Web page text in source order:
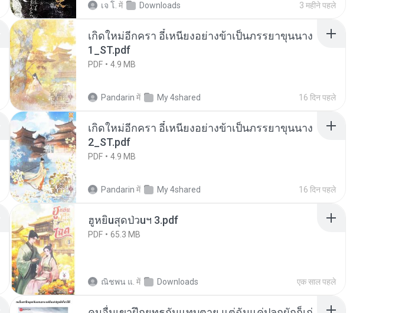
เจ โ. में Downloads 3 महीने पहले
เกิดใหม่อีกครา อี๋เหนียงอย่างข้าเป็นภรรยาขุนนาง
1_ST.pdf
PDF 4.9 MB
Pandarin में My 4shared 16 दिन पहले
เกิดใหม่อีกครา อี๋เหนียงอย่างข้าเป็นภรรยาขุนนาง
2_ST.pdf
PDF 4.9 MB
Pandarin में My 4shared 16 दिन पहले
ฮูหยิuสุดป่วuฯ 3.pdf
PDF 65.3 MB
ณิชพน แ. में Downloads एक साल पहले